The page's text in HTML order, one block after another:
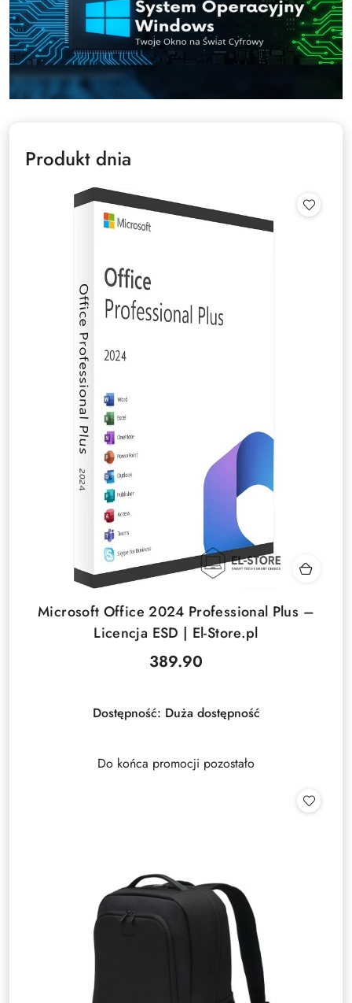
Produkt dnia
Microsoft Office 2024 Professional Plus –
Licencja ESD | El-Store.pl
Cena:
389.90
Dostępność: Duża dostępność
Do końca promocji pozostało